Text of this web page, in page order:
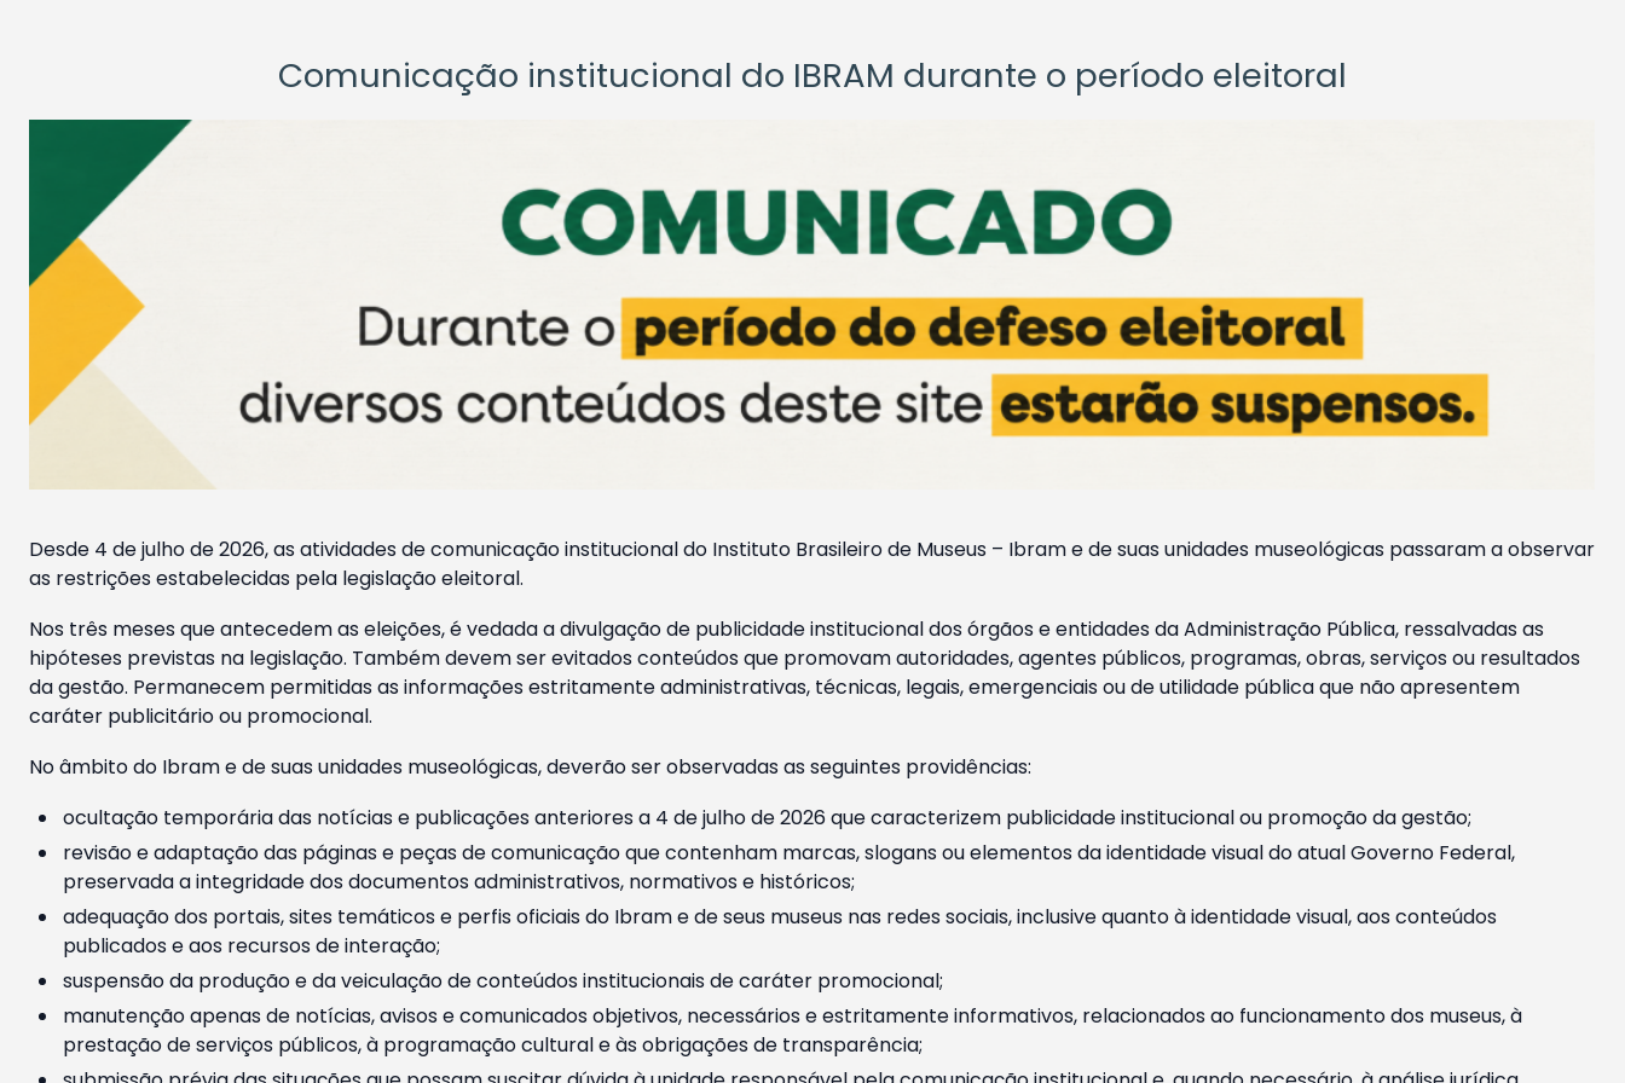
Comunicação institucional do IBRAM durante o período eleitoral
Desde 4 de julho de 2026, as atividades de comunicação institucional do Instituto Brasileiro de Museus – Ibram e de suas unidades museológicas passaram a observar
as restrições estabelecidas pela legislação eleitoral.
Nos três meses que antecedem as eleições, é vedada a divulgação de publicidade institucional dos órgãos e entidades da Administração Pública, ressalvadas as
hipóteses previstas na legislação. Também devem ser evitados conteúdos que promovam autoridades, agentes públicos, programas, obras, serviços ou resultados
da gestão. Permanecem permitidas as informações estritamente administrativas, técnicas, legais, emergenciais ou de utilidade pública que não apresentem
caráter publicitário ou promocional.
No âmbito do Ibram e de suas unidades museológicas, deverão ser observadas as seguintes providências:
ocultação temporária das notícias e publicações anteriores a 4 de julho de 2026 que caracterizem publicidade institucional ou promoção da gestão;
revisão e adaptação das páginas e peças de comunicação que contenham marcas, slogans ou elementos da identidade visual do atual Governo Federal,
preservada a integridade dos documentos administrativos, normativos e históricos;
adequação dos portais, sites temáticos e perfis oficiais do Ibram e de seus museus nas redes sociais, inclusive quanto à identidade visual, aos conteúdos
publicados e aos recursos de interação;
suspensão da produção e da veiculação de conteúdos institucionais de caráter promocional;
manutenção apenas de notícias, avisos e comunicados objetivos, necessários e estritamente informativos, relacionados ao funcionamento dos museus, à
prestação de serviços públicos, à programação cultural e às obrigações de transparência;